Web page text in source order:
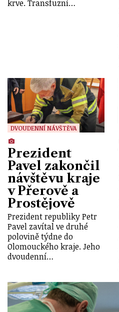
krve. Transfuzní…
DVOUDENNÍ NÁVŠTĚVA
Prezident
Pavel zakončil
návštěvu kraje
v Přerově a
Prostějově
Prezident republiky Petr
Pavel zavítal ve druhé
polovině týdne do
Olomouckého kraje. Jeho
dvoudenní…